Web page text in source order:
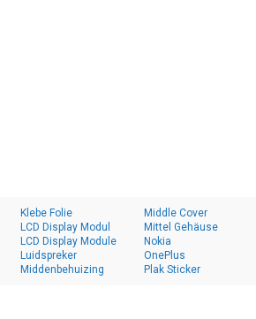
Klebe Folie
LCD Display Modul
LCD Display Module
Luidspreker
Middenbehuizing
Middle Cover
Mittel Gehäuse
Nokia
OnePlus
Plak Sticker